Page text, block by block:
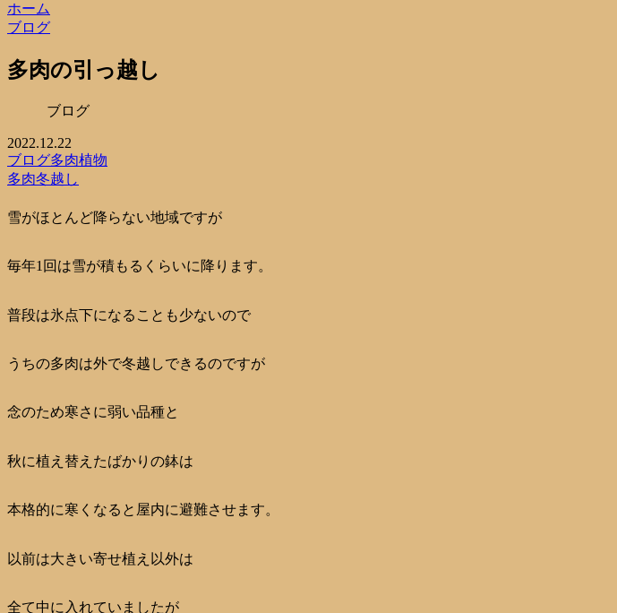
ホーム
ブログ
多肉の引っ越し
ブログ
2022.12.22
ブログ多肉植物
多肉冬越し
雪がほとんど降らない地域ですが
毎年1回は雪が積もるくらいに降ります。
普段は氷点下になることも少ないので
うちの多肉は外で冬越しできるのですが
念のため寒さに弱い品種と
秋に植え替えたばかりの鉢は
本格的に寒くなると屋内に避難させます。
以前は大きい寄せ植え以外は
全て中に入れていましたが